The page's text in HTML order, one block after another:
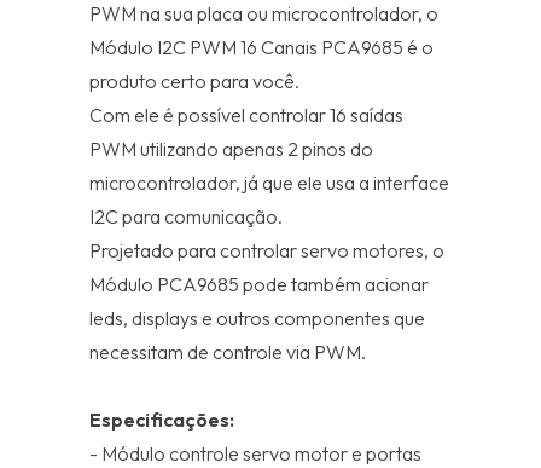
PWM na sua placa ou microcontrolador, o
Módulo I2C PWM 16 Canais PCA9685 é o
produto certo para você.
Com ele é possível controlar 16 saídas
PWM utilizando apenas 2 pinos do
microcontrolador, já que ele usa a interface
I2C para comunicação.
Projetado para controlar servo motores, o
Módulo PCA9685 pode também acionar
leds, displays e outros componentes que
necessitam de controle via PWM.
Especificações:
- Módulo controle servo motor e portas